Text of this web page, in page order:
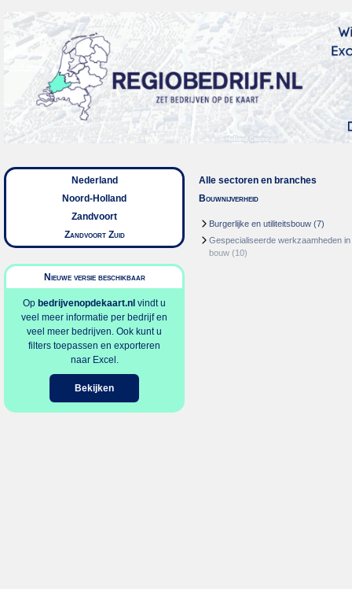
Nederland
Noord-Holland
Zandvoort
Zandvoort Zuid
Nieuwe versie beschikbaar
Op bedrijvenopdekaart.nl vindt u
veel meer informatie per bedrijf en
veel meer bedrijven. Ook kunt u
filters toepassen en exporteren
naar Excel.
Bekijken
Alle sectoren en branches
Bouwnijverheid
Burgerlijke en utiliteitsbouw (7)
Gespecialiseerde werkzaamheden in
bouw (10)